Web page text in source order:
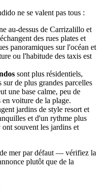
ne se valent pas tous :
au-dessus de Carrizalillo et
des rues plates et
panoramiques sur l'océan et
ou l'habitude des taxis est
sont plus résidentiels,
sur de plus grandes parcelles
une base calme, peu de
voiture de la plage.
jardins de style resort et
et d'un rythme plus
souvent les jardins et
mer par défaut — vérifiez la
plutôt que de la